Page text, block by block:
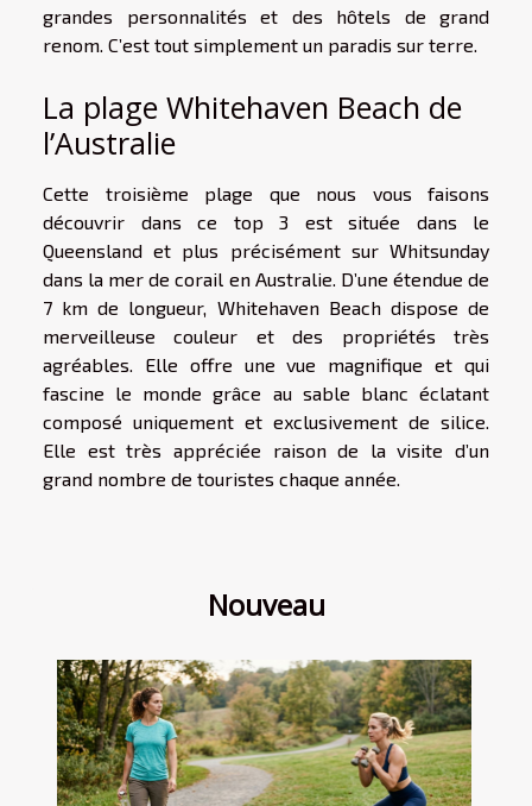
grandes personnalités et des hôtels de grand
renom. C’est tout simplement un paradis sur terre.
La plage Whitehaven Beach de
l’Australie
Cette troisième plage que nous vous faisons
découvrir dans ce top 3 est située dans le
Queensland et plus précisément sur Whitsunday
dans la mer de corail en Australie. D’une étendue de
7 km de longueur, Whitehaven Beach dispose de
merveilleuse couleur et des propriétés très
agréables. Elle offre une vue magnifique et qui
fascine le monde grâce au sable blanc éclatant
composé uniquement et exclusivement de silice.
Elle est très appréciée raison de la visite d’un
grand nombre de touristes chaque année.
Nouveau